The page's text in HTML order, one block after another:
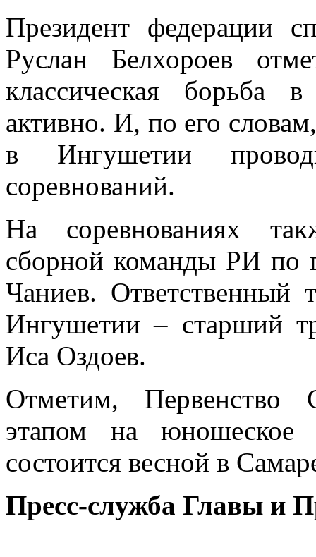
Президент федерации
Руслан Белхороев
классическая борьба
активно. И, по его
в Ингушетии
соревнований.
На соревнованиях
сборной команды РИ по
Чаниев. Ответственный
Ингушетии – старший
Иса Оздоев.
Отметим, Первенство
этапом на юношеское
состоится весной в
Пресс-служба Главы и